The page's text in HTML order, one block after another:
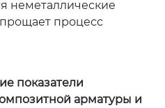
неметаллические
процесс
показатели
арматуры и